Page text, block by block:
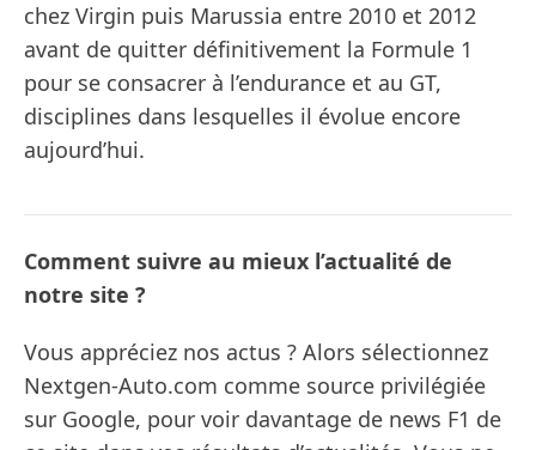
chez Virgin puis Marussia entre 2010 et 2012
avant de quitter définitivement la Formule 1
pour se consacrer à l’endurance et au GT,
disciplines dans lesquelles il évolue encore
aujourd’hui.
Comment suivre au mieux l’actualité de
notre site ?
Vous appréciez nos actus ? Alors sélectionnez
Nextgen-Auto.com comme source privilégiée
sur Google, pour voir davantage de news F1 de